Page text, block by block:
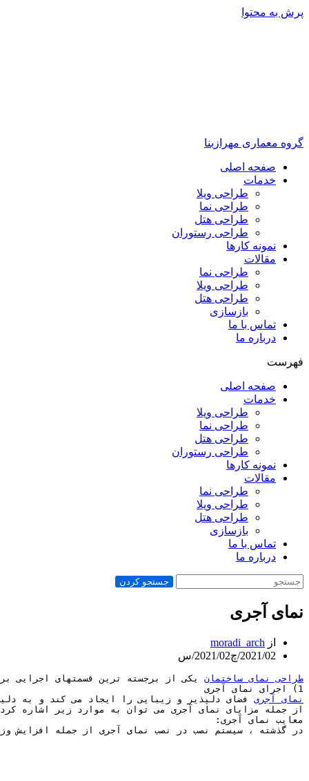
پرش به محتوا
گروه معماری مهرازبنا
صفحه اصلی
خدمات
طراحی ویلا
طراحی نما
طراحی هتل
طراحی رستوران
نمونه کارها
مقالات
طراحی نما
طراحی ویلا
طراحی هتل
بازسازی
تماس با ما
درباره ما
فهرست
صفحه اصلی
خدمات
طراحی ویلا
طراحی نما
طراحی هتل
طراحی رستوران
نمونه کارها
مقالات
طراحی نما
طراحی ویلا
طراحی هتل
بازسازی
تماس با ما
درباره ما
جستجو کردن
نمای آجری
از moradi_arch
2021/02/چ
2021/02/س
طراحی نمای ساختمان یکی از برجسته ترین قسمتهای اجرایی
1) اجرای نمای آجری
نمای آجری